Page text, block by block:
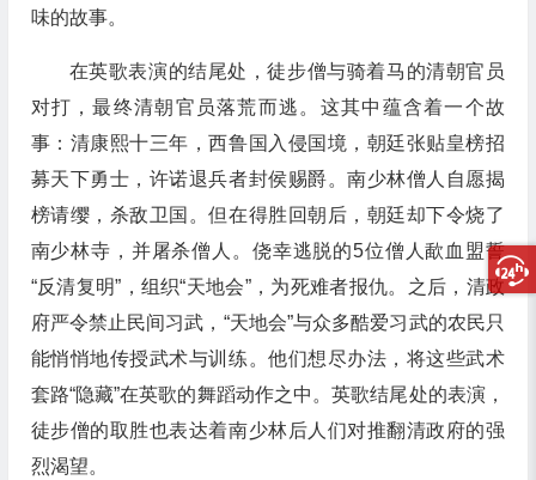
味的故事。
在英歌表演的结尾处，徒步僧与骑着马的清朝官员
对打，最终清朝官员落荒而逃。这其中蕴含着一个故
事：清康熙十三年，西鲁国入侵国境，朝廷张贴皇榜招
募天下勇士，许诺退兵者封侯赐爵。南少林僧人自愿揭
榜请缨，杀敌卫国。但在得胜回朝后，朝廷却下令烧了
南少林寺，并屠杀僧人。侥幸逃脱的5位僧人歃血盟誓
“反清复明”，组织“天地会”，为死难者报仇。之后，清政
府严令禁止民间习武，“天地会”与众多酷爱习武的农民只
能悄悄地传授武术与训练。他们想尽办法，将这些武术
套路“隐藏”在英歌的舞蹈动作之中。英歌结尾处的表演，
徒步僧的取胜也表达着南少林后人们对推翻清政府的强
烈渴望。